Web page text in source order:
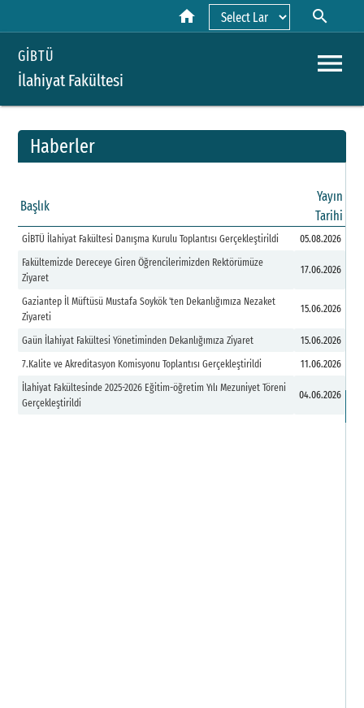
home search
GİBTÜ
İlahiyat Fakültesi
menu
Haberler
Başlık
Yayın
Tarihi
GİBTÜ İlahiyat Fakültesi Danışma Kurulu Toplantısı Gerçekleştirildi
05.08.2026
Fakültemizde Dereceye Giren Öğrencilerimizden Rektörümüze
Ziyaret
17.06.2026
Gaziantep İl Müftüsü Mustafa Soykök 'ten Dekanlığımıza Nezaket
Ziyareti
15.06.2026
Gaün İlahiyat Fakültesi Yönetiminden Dekanlığımıza Ziyaret
15.06.2026
7.Kalite ve Akreditasyon Komisyonu Toplantısı Gerçekleştirildi
11.06.2026
İlahiyat Fakültesinde 2025-2026 Eğitim-öğretim Yılı Mezuniyet Töreni
Gerçekleştirildi
04.06.2026